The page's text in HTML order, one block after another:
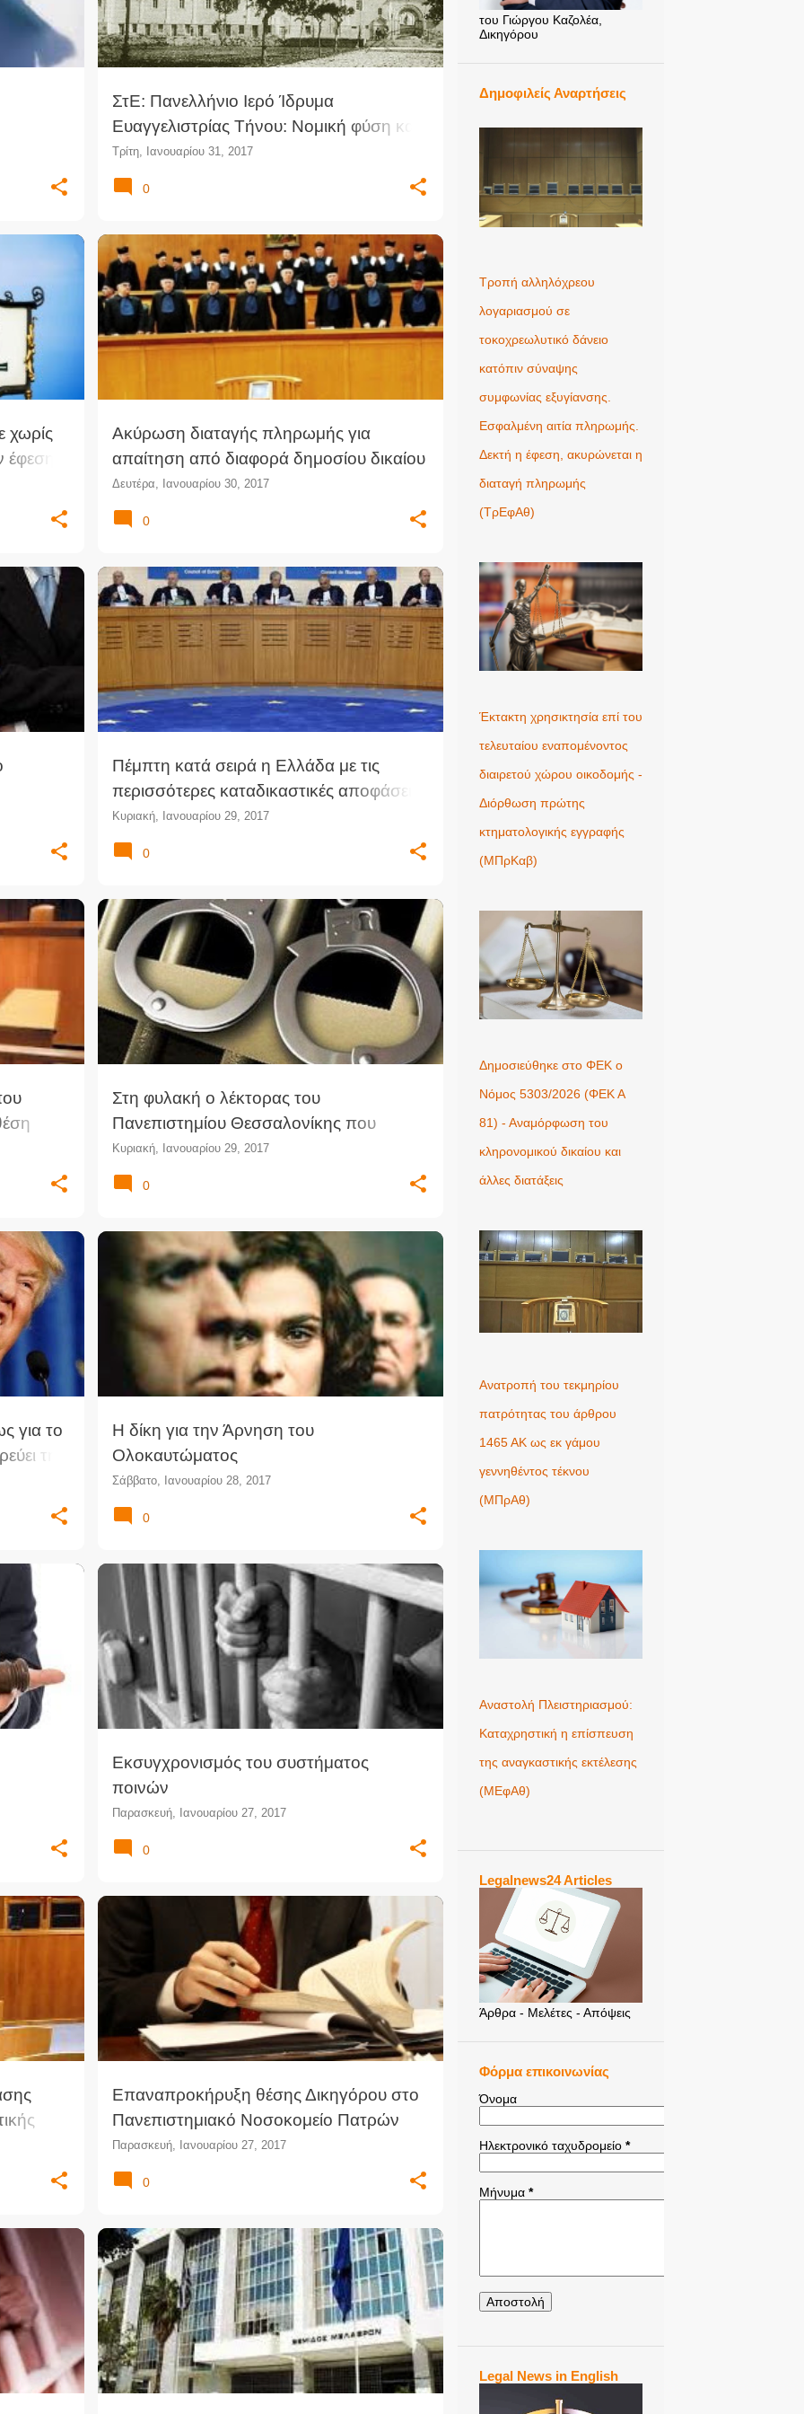
ΣτΕ: Πανελλήνιο Ιερό Ίδρυμα
Ευαγγελιστρίας Τήνου: Νομική φύση και
διοίκηση
Τρίτη, Ιανουαρίου 31, 2017
0
χωρίς
Ακύρωση διαταγής πληρωμής για
απαίτηση από διαφορά δημοσίου δικαίου
Δευτέρα, Ιανουαρίου 30, 2017
ΆΡΕΙΟΣ ΠΆΓΟΣ ΔΗΜΌΣΙΟ ΔΊΚΑΙΟ ΔΙΑΤΑΓΉ ΠΛΗΡΩΜΉΣ
ΝΟΜΟΛΟΓΊΑ +
ΠΟΛΙΤΙΚΉ ΔΙΚΑΙΟΔΟΣΊΑ
0
+
Πέμπτη κατά σειρά η Ελλάδα με τις
περισσότερες καταδικαστικές αποφάσεις
για παραβιάσεις ανθρωπίνων
δικαιωμάτων
Κυριακή, Ιανουαρίου 29, 2017
ΑΝΘΡΏΠΙΝΑ ΔΙΚΑΙΏΜΑΤΑ ΕΔΔΑ ΕΣΔΑ +
ΕΥΡΩΠΑΪΚΌ ΔΙΚΑΣΤΉΡΙΟ ΑΝΘΡΩΠΊΝΩΝ ΔΙΚΑΙΩΜΆΤΩΝ
0
Στη φυλακή ο λέκτορας του
Πανεπιστημίου Θεσσαλονίκης που
κατηγορείται για ανθρωποκτονία της
συζύγου και της γιαγιάς της
Κυριακή, Ιανουαρίου 29, 2017
ΑΝΘΡΩΠΟΚΤΟΝΊΑ ΔΗΛΗΤΗΡΊΑΣΗ ΔΙΚΑΣΤΙΚΆ ΝΈΑ
ΔΙΚΑΣΤΙΚΌ ΡΕΠΟΡΤΆΖ ΔΟΛΟΦΟΝΊΑ
ΠΡΟΦΥΛΑΚΙΣΤΈΟΣ
0
για το
την
+
Η δίκη για την Άρνηση του
Ολοκαυτώματος
Σάββατο, Ιανουαρίου 28, 2017
ΔΙΚΑΣΤΉΡΙΟ ΔΊΚΗ ΙΣΤΟΡΙΚΈΣ ΔΊΚΕΣ
ΚΙΝΗΜΑΤΟΓΡΆΦΟΣ +
ΟΛΟΚΑΎΤΩΜΑ
0
Εκσυγχρονισμός του συστήματος
ποινών
Παρασκευή, Ιανουαρίου 27, 2017
ΝΟΜΙΚΈΣ ΕΚΔΗΛΏΣΕΙΣ ΠΟΙΝΉ
ΣΩΦΡΟΝΙΣΤΙΚΌ ΣΎΣΤΗΜΑ
0
+2
Επαναπροκήρυξη θέσης Δικηγόρου στο
Πανεπιστημιακό Νοσοκομείο Πατρών
Παρασκευή, Ιανουαρίου 27, 2017
ΘΈΣΕΙΣ ΔΙΚΗΓΌΡΩΝ ΘΈΣΕΙΣ ΕΡΓΑΣΊΑΣ
ΘΈΣΕΙΣ ΝΟΜΙΚΏΝ ΠΡΟΚΉΡΥΞΗ ΠΡΟΣΛΉΨΕΙΣ
0
ΑΞΙΩΜΑΤΙΚΟΊ ΆΡΕΙΟΣ ΠΆΓΟΣ ΔΊΚΑΙΗ ΔΊΚΗ ΈΚΔΟΣΗ
ΠΡΑΞΙΚΌΠΗΜΑ ΤΟΥΡΚΊΑ
του Γιώργου Καζολέα,
Δικηγόρου
Δημοφιλείς Αναρτήσεις
Τροπή αλληλόχρεου
λογαριασμού σε
τοκοχρεωλυτικό δάνειο
κατόπιν σύναψης
συμφωνίας εξυγίανσης.
Εσφαλμένη αιτία πληρωμής.
Δεκτή η έφεση, ακυρώνεται η
διαταγή πληρωμής
(ΤρΕφΑθ)
Έκτακτη χρησικτησία επί του
τελευταίου εναπομένοντος
διαιρετού χώρου οικοδομής -
Διόρθωση πρώτης
κτηματολογικής εγγραφής
(ΜΠρΚαβ)
Δημοσιεύθηκε στο ΦΕΚ ο
Νόμος 5303/2026 (ΦΕΚ Α
81) - Αναμόρφωση του
κληρονομικού δικαίου και
άλλες διατάξεις
Ανατροπή του τεκμηρίου
πατρότητας του άρθρου
1465 ΑΚ ως εκ γάμου
γεννηθέντος τέκνου
(MΠρΑθ)
Αναστολή Πλειστηριασμού:
Καταχρηστική η επίσπευση
της αναγκαστικής εκτέλεσης
(ΜΕφΑθ)
Legalnews24 Articles
Άρθρα - Μελέτες - Απόψεις
Φόρμα επικοινωνίας
Όνομα
Ηλεκτρονικό ταχυδρομείο *
Μήνυμα *
Legal News in English